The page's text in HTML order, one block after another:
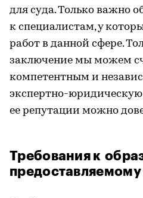
для суда. Только важно
к специалистам, у
работ в данной сфере.
заключение мы можем
компетентным и
экспертно-
ее репутации можно
Требования к
предоставляемому